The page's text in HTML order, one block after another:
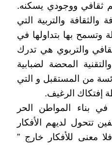
ثقافي ووجودي يسكنه.
والتربية التي
وتسمح بها بتداولها في
والتربوي هي تدرك
المحضة لضبابية
من المستقبل و التي
إفتكاك الرغيف.
بناء المواطن الحر
تتحول لديهم الأفكار
معنى للأفكار خارج ”